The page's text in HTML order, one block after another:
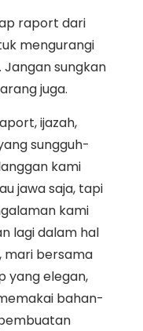
raport dari
mengurangi
sungkan
juga.
ijazah,
sungguh-
kami
jawa saja, tapi
kami
lagi dalam hal
mari bersama
yang elegan,
bahan-